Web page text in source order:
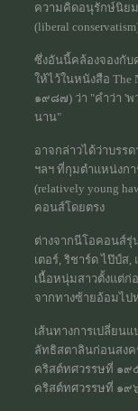
ความคิดอนุรักษ์นิย
(liberal
ซึ่งอันนี้คล้องจองกับ
ให้ไว้ในหนังสือ The
๑๙๘๗) ว่า "คำว่า '
นาน"
อาจกล่าวได้ว่าบรร
ฯลฯ ที่กุมตำแหน่งก
(relatively young
คอนส์โดยตรง
ต่างจากนีโอคอนส์รุ่
เตอร์, ริชาร์ด ไป๊ป์
เนื้อหนุ่มสาวตั้งแต่ก่
จากทางซ้ายอ้อมไ
เส้นทางการเปลี่ยน
ลัทธิสตาลินก่อนสง
คริสต์ทศวรรษที่ ๑๙
คริสต์ทศวรรษที่ ๑๙